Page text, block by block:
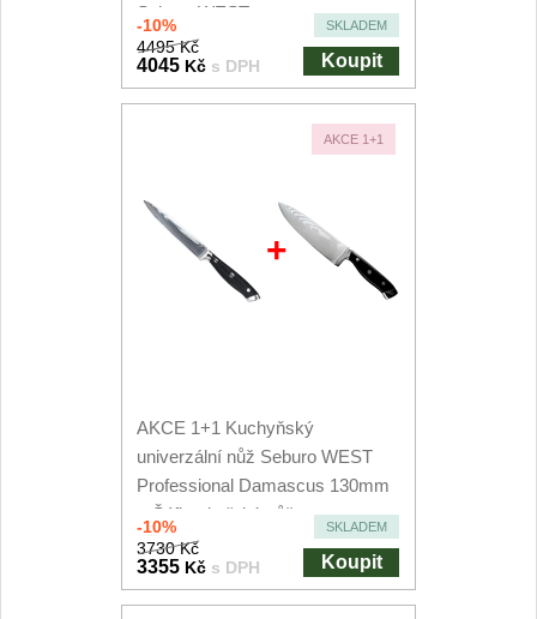
Seburo WEST...
-10% SKLADEM
4495 Kč
4045 Kč s DPH Koupit
AKCE 1+1
+
AKCE 1+1 Kuchyňský
univerzální nůž Seburo WEST
Professional Damascus 130mm
+ Šéfkuchařský nůž...
-10% SKLADEM
3730 Kč
3355 Kč s DPH Koupit